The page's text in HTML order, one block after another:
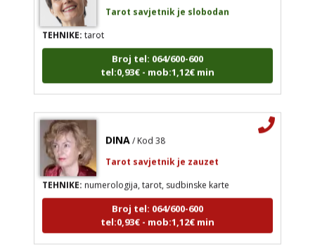
Tarot savjetnik je slobodan
TEHNIKE:tarot
Broj tel: 064/600-600
tel:0,93€ - mob:1,12€ min
DINA / Kod 38
Tarot savjetnik je zauzet
TEHNIKE:numerologija, tarot, sudbinske karte
Broj tel: 064/600-600
tel:0,93€ - mob:1,12€ min